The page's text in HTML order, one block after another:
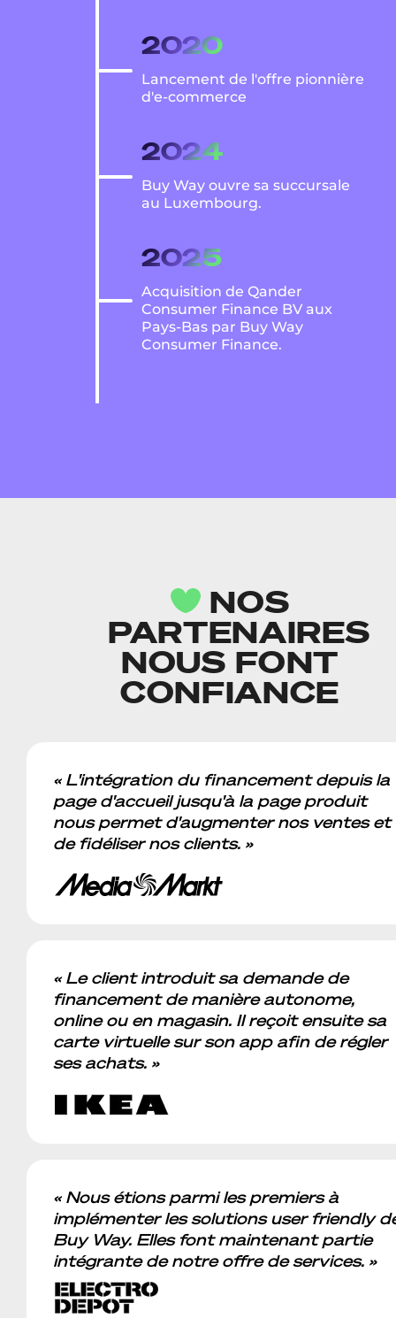
2020
Lancement de l'offre pionnière
d'e-commerce
2024
Buy Way ouvre sa succursale
au Luxembourg.
2025
Acquisition de Qander
Consumer Finance BV aux
Pays-Bas par Buy Way
Consumer Finance.
NOS
PARTENAIRES
NOUS FONT
CONFIANCE
« L'intégration du financement depuis la
page d'accueil jusqu'à la page produit
nous permet d'augmenter nos ventes et
de fidéliser nos clients. »
« Le client introduit sa demande de
financement de manière autonome,
online ou en magasin. Il reçoit ensuite sa
carte virtuelle sur son app afin de régler
ses achats. »
« Nous étions parmi les premiers à
implémenter les solutions user friendly
Buy Way. Elles font maintenant partie
intégrante de notre offre de services. »